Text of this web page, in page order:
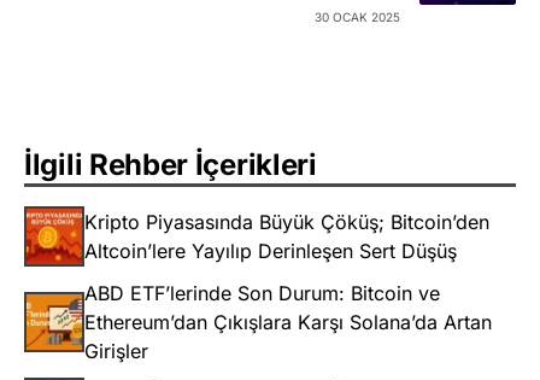
30 OCAK 2025
İlgili Rehber İçerikleri
Kripto Piyasasında Büyük Çöküş; Bitcoin’den
Altcoin’lere Yayılıp Derinleşen Sert Düşüş
ABD ETF’lerinde Son Durum: Bitcoin ve
Ethereum’dan Çıkışlara Karşı Solana’da Artan
Girişler